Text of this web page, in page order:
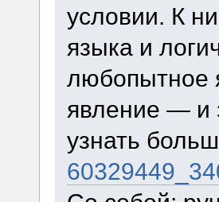
условии. К
языка и
любопытное
явление — и
узнать